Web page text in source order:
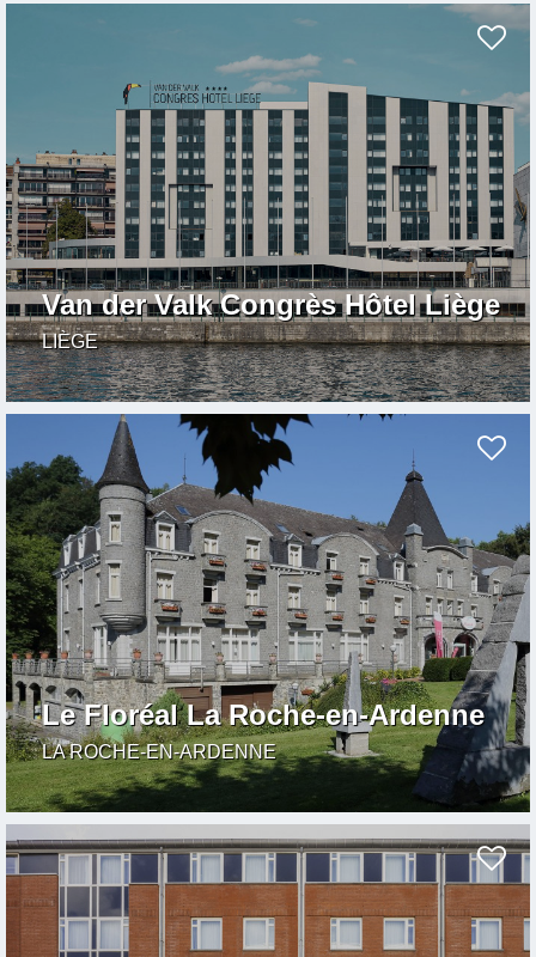
Van der Valk Congrès Hôtel Liège
LIÈGE
Le Floréal La Roche-en-Ardenne
LA ROCHE-EN-ARDENNE